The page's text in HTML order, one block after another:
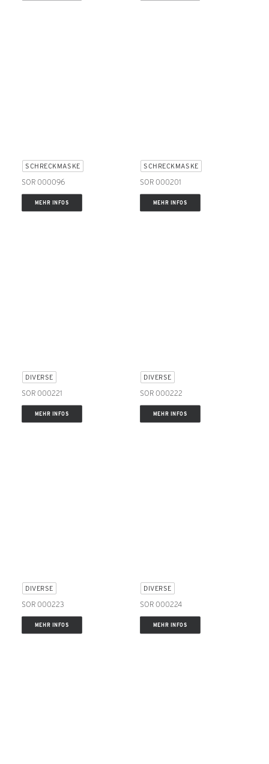
SCHRECKMASKE
SOR 000096
MEHR INFOS
SCHRECKMASKE
SOR 000201
MEHR INFOS
DIVERSE
SOR 000221
MEHR INFOS
DIVERSE
SOR 000222
MEHR INFOS
DIVERSE
SOR 000223
MEHR INFOS
DIVERSE
SOR 000224
MEHR INFOS